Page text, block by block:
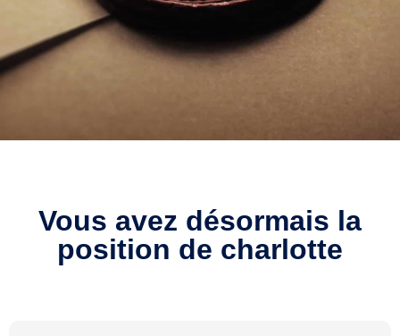
Vous avez désormais la
position de charlotte